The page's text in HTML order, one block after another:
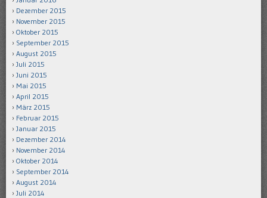
Dezember 2015
November 2015
Oktober 2015
September 2015
August 2015
Juli 2015
Juni 2015
Mai 2015
April 2015
März 2015
Februar 2015
Januar 2015
Dezember 2014
November 2014
Oktober 2014
September 2014
August 2014
Juli 2014